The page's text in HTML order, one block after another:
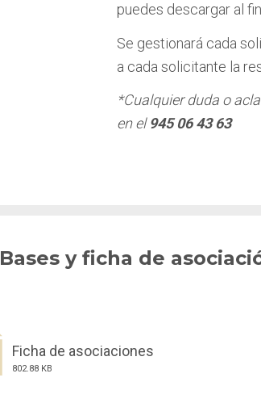
puedes descargar al
Se gestionará cada
a cada solicitante la
*Cualquier duda o
en el945 06 43 63
Bases y ficha de
Ficha de asociaciones
802.88 KB